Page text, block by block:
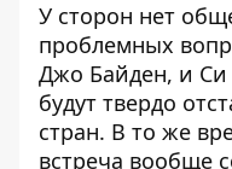
У сторон нет
проблемных
Джо Байден, и Си
будут твердо
стран. В то же
встреча вообще